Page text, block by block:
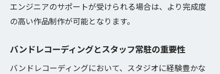
エンジニアのサポートが受けられる場合は、より完成度
の高い作品制作が可能となります。
バンドレコーディングとスタッフ常駐の重要性
バンドレコーディングにおいて、スタジオに経験豊かな